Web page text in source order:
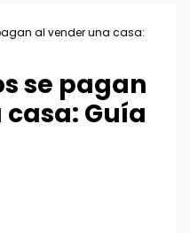
al vender una casa:
se pagan
Guía